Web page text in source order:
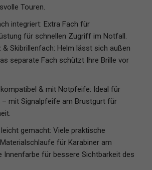
Touren.
integriert: Extra Fach für
für schnellen Zugriff im Notfall.
& Skibrillenfach: Helm lässt sich außen
separate Fach schützt Ihre Brille vor
& mit Notpfeife: Ideal für
– mit Signalpfeife am Brustgurt für
gemacht: Viele praktische
für Karabiner am
Innenfarbe für bessere Sichtbarkeit des